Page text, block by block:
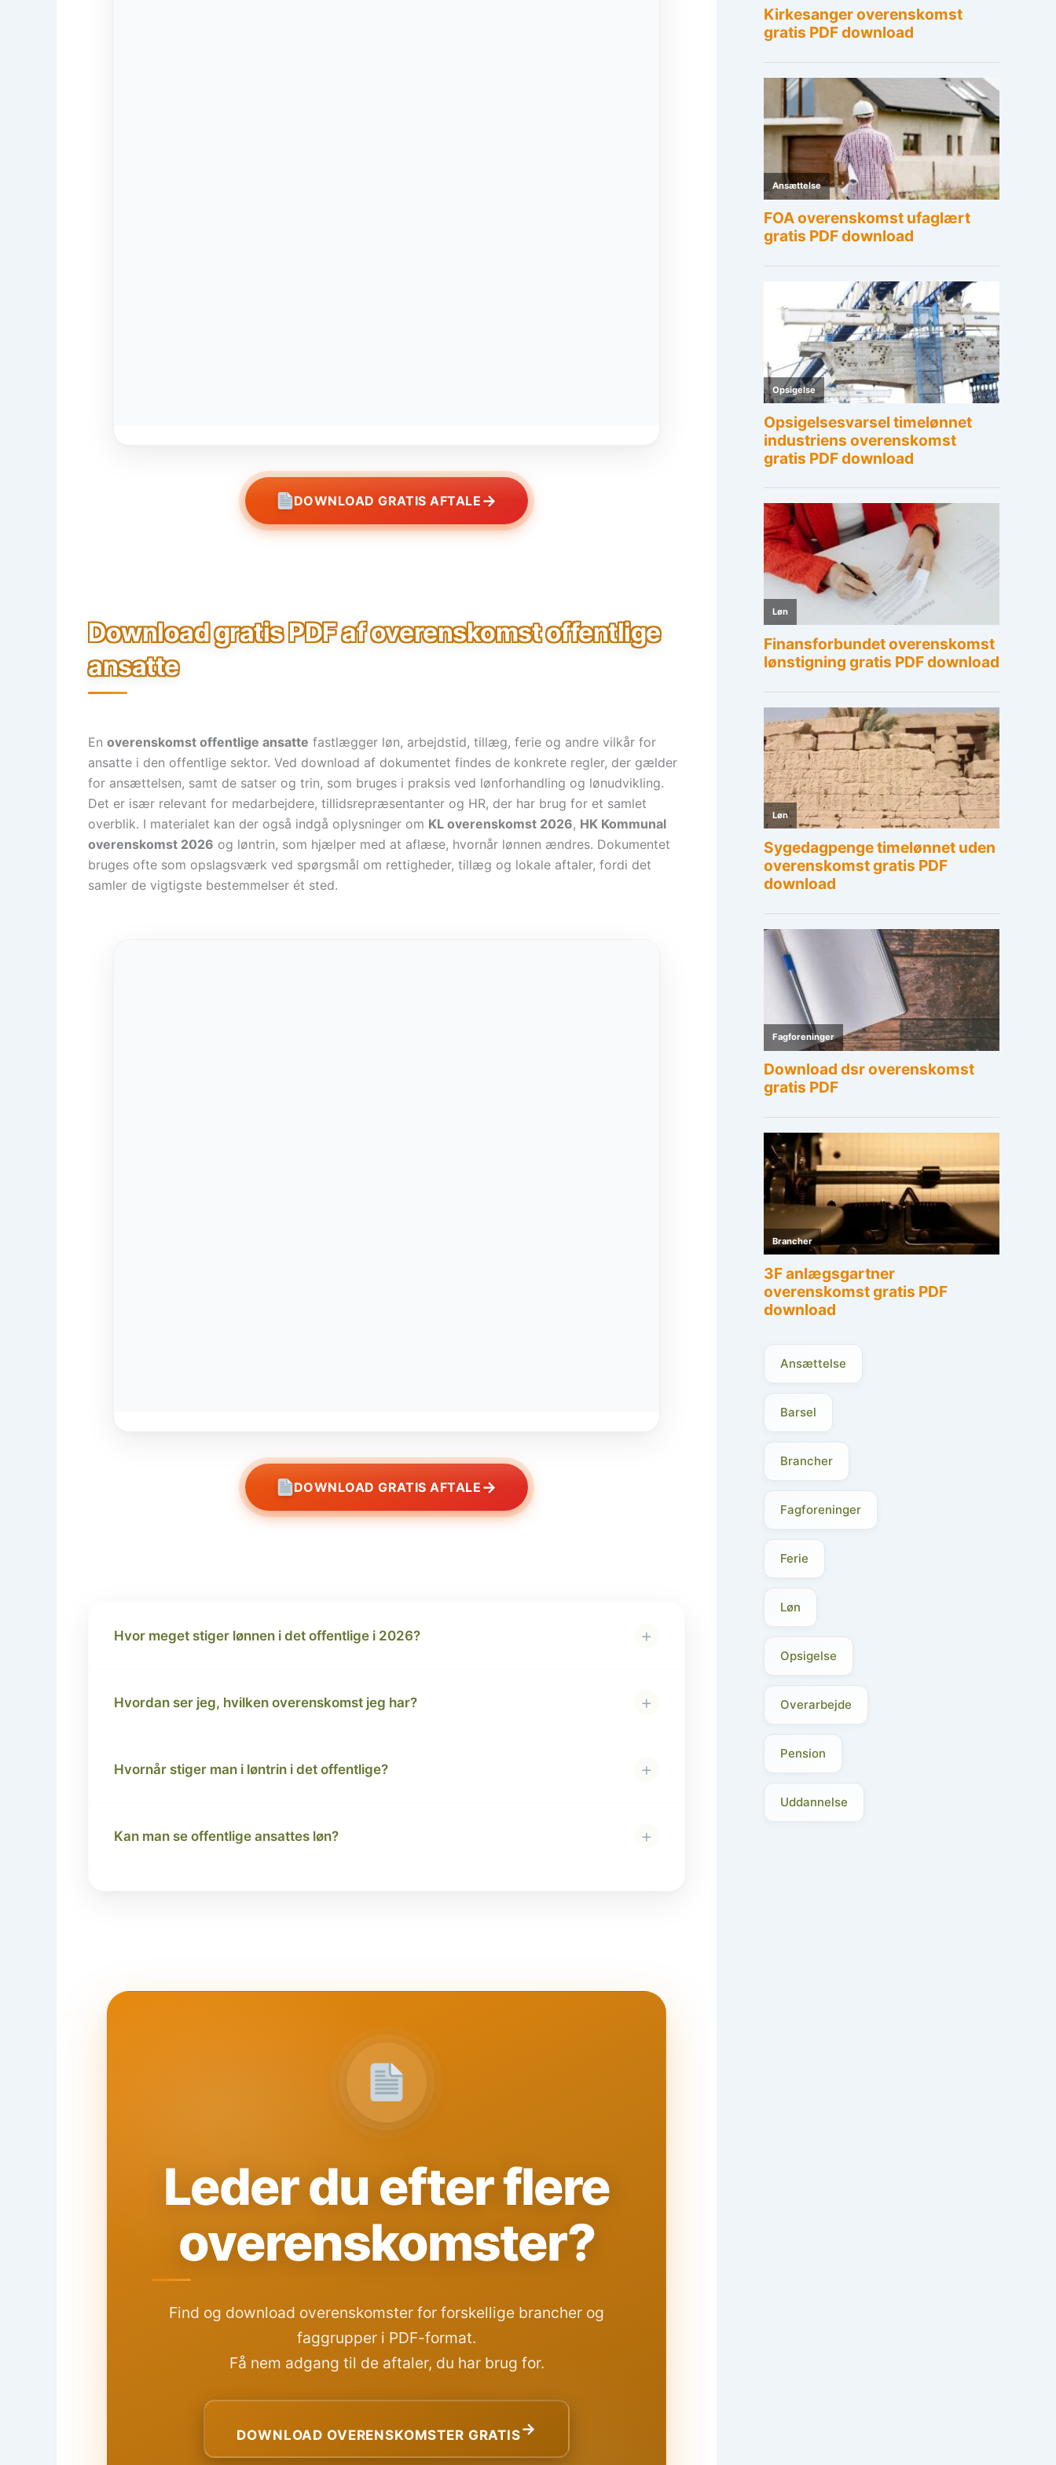
DOWNLOAD GRATIS AFTALE →
Download gratis PDF af overenskomst offentlige
ansatte
En overenskomst offentlige ansatte fastlægger løn, arbejdstid, tillæg, ferie og andre vilkår for
ansatte i den offentlige sektor. Ved download af dokumentet findes de konkrete regler, der gælder
for ansættelsen, samt de satser og trin, som bruges i praksis ved lønforhandling og lønudvikling.
Det er især relevant for medarbejdere, tillidsrepræsentanter og HR, der har brug for et samlet
overblik. I materialet kan der også indgå oplysninger om KL overenskomst 2026, HK Kommunal
overenskomst 2026 og løntrin, som hjælper med at aflæse, hvornår lønnen ændres. Dokumentet
bruges ofte som opslagsværk ved spørgsmål om rettigheder, tillæg og lokale aftaler, fordi det
samler de vigtigste bestemmelser ét sted.
DOWNLOAD GRATIS AFTALE →
Hvor meget stiger lønnen i det offentlige i 2026? +
Hvordan ser jeg, hvilken overenskomst jeg har? +
Hvornår stiger man i løntrin i det offentlige? +
Kan man se offentlige ansattes løn? +
Leder du efter flere
overenskomster?
Find og download overenskomster for forskellige brancher og
faggrupper i PDF-format.
Få nem adgang til de aftaler, du har brug for.
DOWNLOAD OVERENSKOMSTER GRATIS→
Ansættelse
Barsel
Brancher
Fagforeninger
Ferie
Løn
Opsigelse
Overarbejde
Pension
Uddannelse